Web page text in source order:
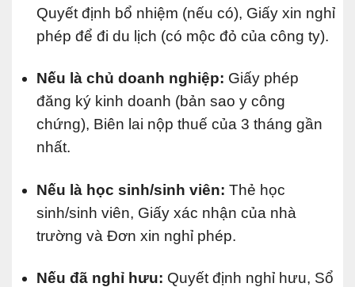
Quyết định bổ nhiệm (nếu có), Giấy xin nghỉ
phép để đi du lịch (có mộc đỏ của công ty).
Nếu là chủ doanh nghiệp: Giấy phép
đăng ký kinh doanh (bản sao y công
chứng), Biên lai nộp thuế của 3 tháng gần
nhất.
Nếu là học sinh/sinh viên: Thẻ học
sinh/sinh viên, Giấy xác nhận của nhà
trường và Đơn xin nghỉ phép.
Nếu đã nghỉ hưu: Quyết định nghỉ hưu, Sổ